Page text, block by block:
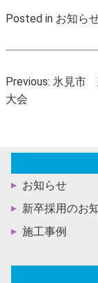
Posted in お知ら
投
稿
ゲ
シ
ョ
Previous: 氷見市
大会
お知らせ
新卒採用のお
施工事例